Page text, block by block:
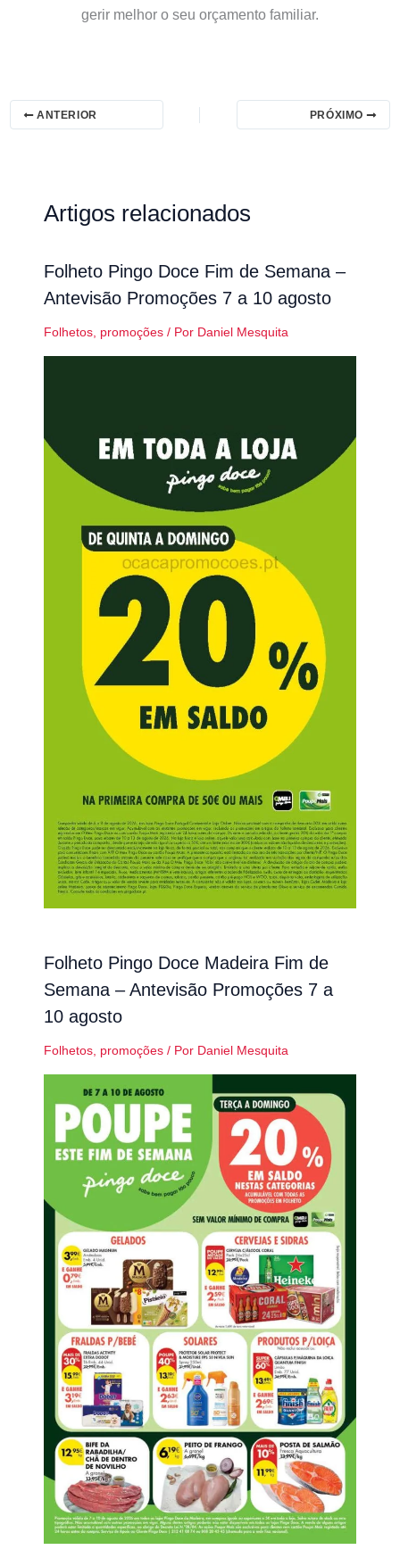
gerir melhor o seu orçamento familiar.
ANTERIOR PRÓXIMO
Artigos relacionados
Folheto Pingo Doce Fim de Semana –
Antevisão Promoções 7 a 10 agosto
Folhetos, promoções/ Por Daniel Mesquita
Folheto Pingo Doce Madeira Fim de
Semana – Antevisão Promoções 7 a
10 agosto
Folhetos, promoções/ Por Daniel Mesquita